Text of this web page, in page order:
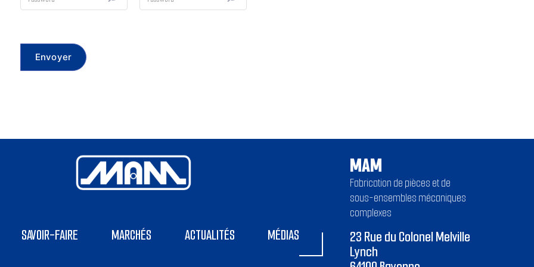
Envoyer
SAVOIR-FAIRE MARCHÉS ACTUALITÉS MÉDIAS
MAM
Fabrication de pièces et de
sous-ensembles mécaniques
complexes
23 Rue du Colonel Melville
Lynch